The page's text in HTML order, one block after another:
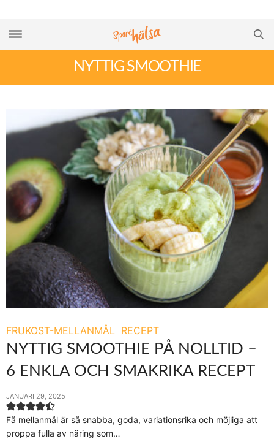
NYTTIG SMOOTHIE
FRUKOST-MELLANMÅL RECEPT
NYTTIG SMOOTHIE PÅ NOLLTID –
6 ENKLA OCH SMAKRIKA RECEPT
JANUARI 29, 2025
Få mellanmål är så snabba, goda, variationsrika och möjliga att
proppa fulla av näring som…